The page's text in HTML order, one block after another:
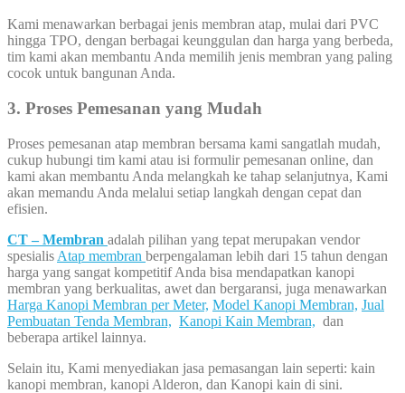
Kami menawarkan berbagai jenis membran atap, mulai dari PVC
hingga TPO, dengan berbagai keunggulan dan harga yang berbeda,
tim kami akan membantu Anda memilih jenis membran yang paling
cocok untuk bangunan Anda.
3. Proses Pemesanan yang Mudah
Proses pemesanan atap membran bersama kami sangatlah mudah,
cukup hubungi tim kami atau isi formulir pemesanan online, dan
kami akan membantu Anda melangkah ke tahap selanjutnya, Kami
akan memandu Anda melalui setiap langkah dengan cepat dan
efisien.
CT – Membran adalah pilihan yang tepat merupakan vendor
spesialis Atap membran berpengalaman lebih dari 15 tahun dengan
harga yang sangat kompetitif Anda bisa mendapatkan kanopi
membran yang berkualitas, awet dan bergaransi, juga menawarkan
Harga Kanopi Membran per Meter, Model Kanopi Membran, Jual
Pembuatan Tenda Membran, Kanopi Kain Membran, dan
beberapa artikel lainnya.
Selain itu, Kami menyediakan jasa pemasangan lain seperti: kain
kanopi membran, kanopi Alderon, dan Kanopi kain di sini.